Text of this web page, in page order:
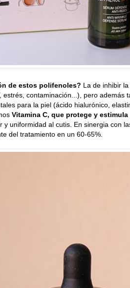
de estos polifenoles? La de inhibir
estrés, contaminación...), pero además
para la piel (ácido hialurónico,
Vitamina C, que protege y
y uniformidad al cutis. En sinergia con
del tratamiento en un 60-65%.